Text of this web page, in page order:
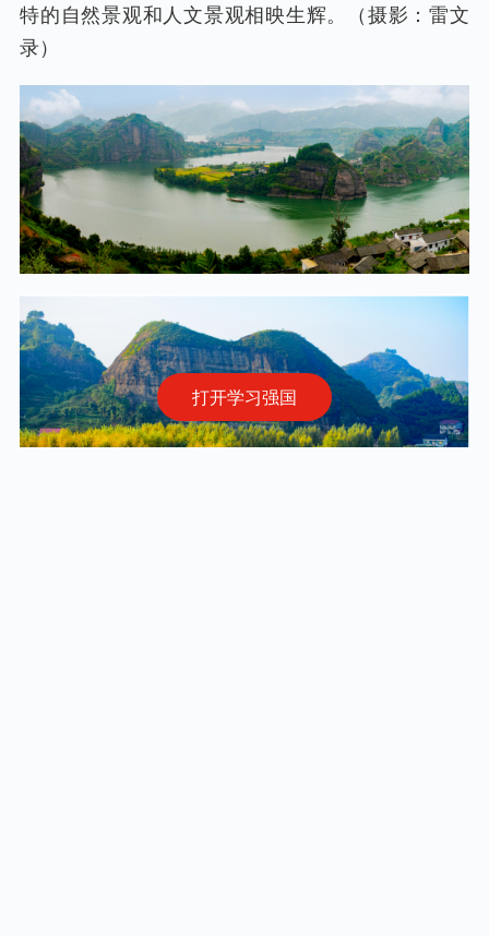
打开学习强国
特的自然景观和人文景观相映生辉。（摄影：雷文
录）